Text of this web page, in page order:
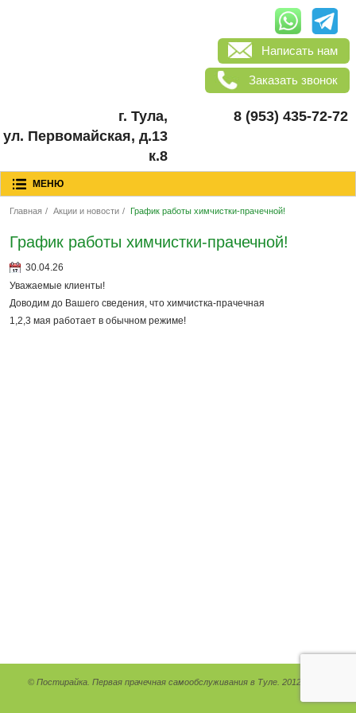
Написать нам
Заказать звонок
г. Тула,
ул. Первомайская, д.13
к.8
8 (953) 435-72-72
МЕНЮ
Главная / Акции и новости / График работы химчистки-прачечной!
График работы химчистки-прачечной!
30.04.26
Уважаемые клиенты!
Доводим до Вашего сведения, что химчистка-прачечная
1,2,3 мая работает в обычном режиме!
© Постирайка. Первая прачечная самообслуживания в Туле. 2012 - 2026